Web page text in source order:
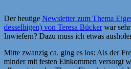
Der heutige Newsletter zum Thema
desselbigen) von Teresa Bückerwar
Inwiefern? Dazu muss ich etwas
Mitte zwanzig ca. ging es los: Als der
minder mit festen Einkommen versorgt